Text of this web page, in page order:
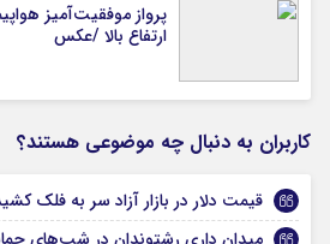
پرواز موفقیت‌آمیز
ارتفاع بالا /عکس
کاربران به دنبال چه موضوعی هستند؟
قیمت دلار در بازار آزاد سر به فلک کشید (۳۰